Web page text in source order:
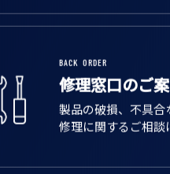
修理窓口のご
製品の破損、不具合
修理に関するご相談